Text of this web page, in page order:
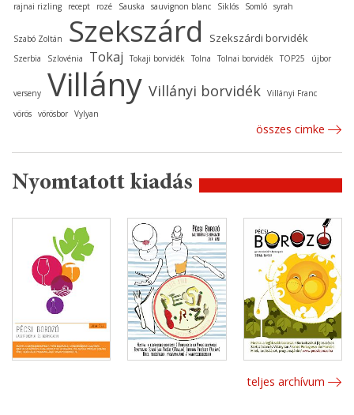
rajnai rizling
recept rozé Sauska sauvignon blanc Siklós Somló syrah
Szabó Zoltán Szekszárd Szekszárdi borvidék
Szerbia Szlovénia Tokaj Tokaji borvidék Tolna Tolnai borvidék TOP25 újbor
verseny Villány Villányi borvidék Villányi Franc
vörös vörösbor Vylyan
összes cimke
Nyomtatott kiadás
teljes archívum